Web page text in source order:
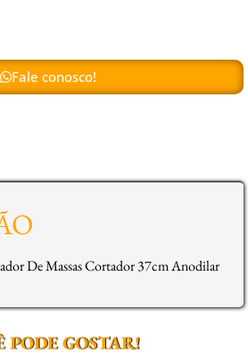
Fale conosco!
De Massas Cortador 37cm Anodilar
PODE GOSTAR!